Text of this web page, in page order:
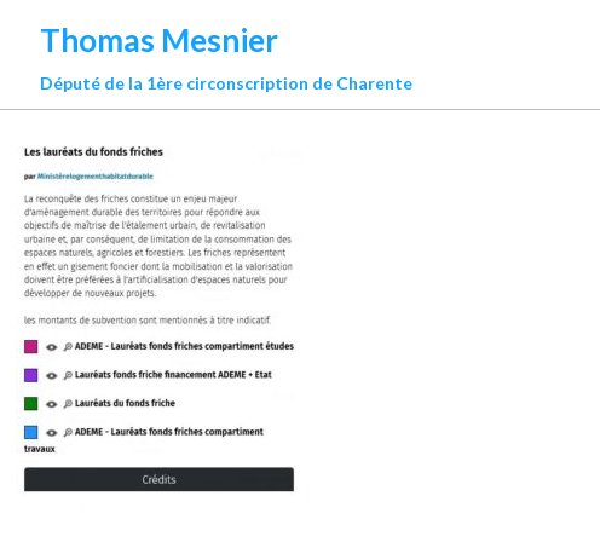
Thomas Mesnier
Député de la 1ère circonscription de Charente